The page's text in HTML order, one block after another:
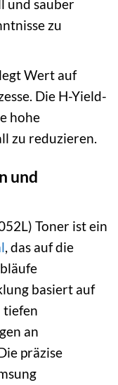
und sauber
zu
Wert auf
Die H-Yield-
hohe
zu reduzieren.
und
Toner ist ein
, das auf die
basiert auf
tiefen
an
präzise